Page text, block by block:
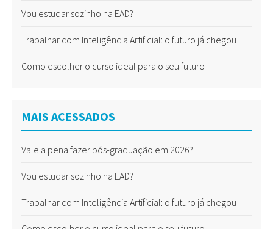
Vou estudar sozinho na EAD?
Trabalhar com Inteligência Artificial: o futuro já chegou
Como escolher o curso ideal para o seu futuro
MAIS ACESSADOS
Vale a pena fazer pós-graduação em 2026?
Vou estudar sozinho na EAD?
Trabalhar com Inteligência Artificial: o futuro já chegou